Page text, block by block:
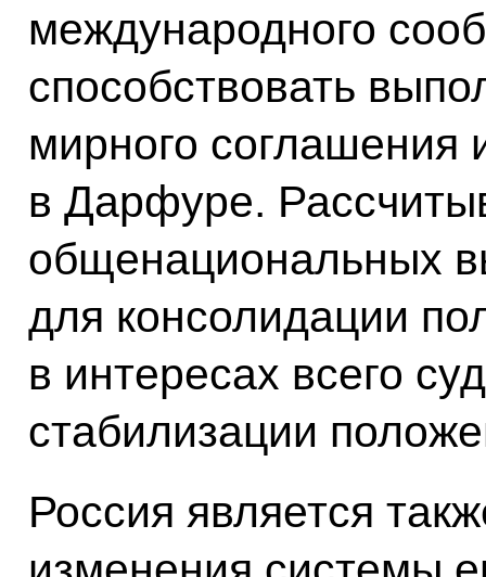
международного
способствовать
мирного соглашения
в Дарфуре.
общенациональных
для консолидации
в интересах всего
стабилизации
Россия является